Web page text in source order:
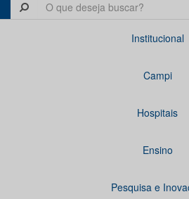
Institucional
Campi
Hospitais
Ensino
Pesquisa e